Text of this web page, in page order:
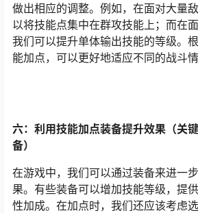
做出相应的调整。例如，在面对大量
以将技能点集中在群攻技能上；而在面
我们可以提升单体输出技能的等级。
能加点，可以更好地适应不同的战斗情
六：利用技能加点装备提升效果（关
备）
在游戏中，我们可以通过装备来进一
果。有些装备可以增加技能等级，提
性加成。在加点时，我们还应该考虑